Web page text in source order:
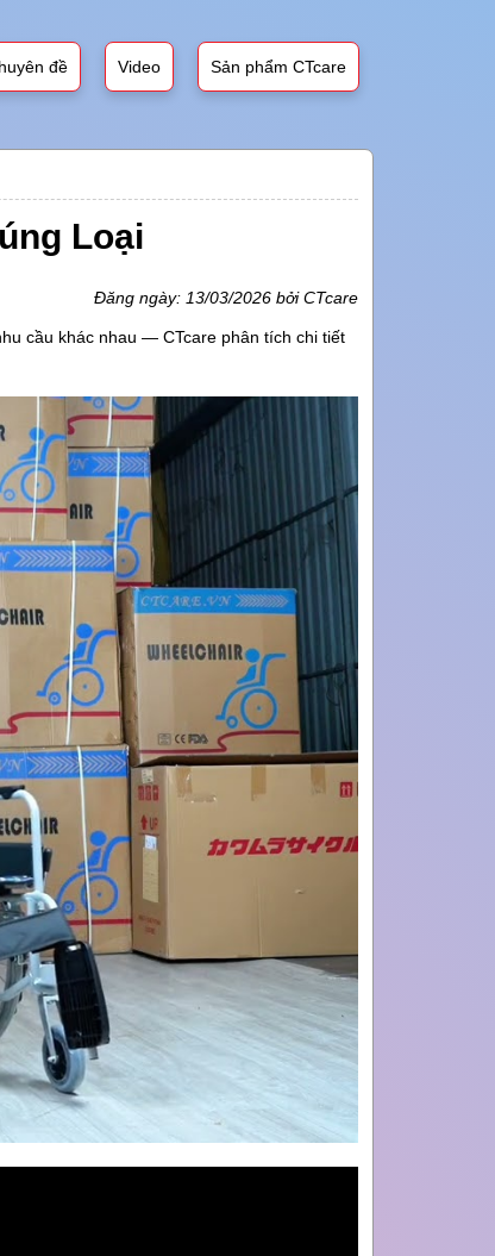
đề Video Sản phẩm CTcare
Loại
Đăng ngày: 13/03/2026 bởi CTcare
cầu khác nhau — CTcare phân tích chi tiết